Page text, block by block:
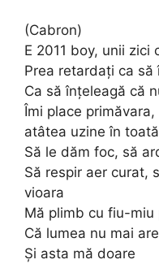
(Cabron)
E 2011 boy, unii zici
Prea retardați ca să
Ca să înțeleagă că
Îmi place
atâtea uzine în
Să le dăm foc, să
Să respir aer curat,
vioara
Mă plimb cu fiu-miu
Că lumea nu mai
Și asta mă doare